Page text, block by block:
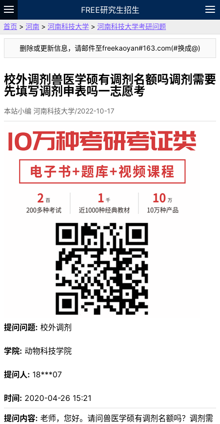
FREE研究生招生
题库
故事 专题 APP 笔记
论坛
VIP
资料
首页 > 河南 > 河南科技大学 > 河南科技大学考研问题
删除或更新信息，请邮件至freekaoyan#163.com(#换成@)
校外调剂兽医学硕有调剂名额吗调剂需要
先填写调剂申表吗一志愿考
本站小编 河南科技大学/2022-10-17
提问问题: 校外调剂
学院: 动物科技学院
提问人: 18***07
时间: 2020-04-26 15:21
提问内容: 老师，您好。请问兽医学硕有调剂名额吗？调剂需